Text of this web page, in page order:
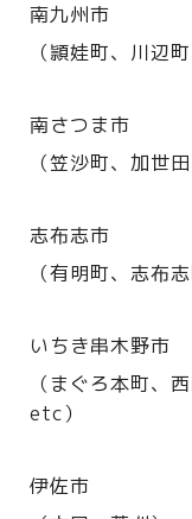
南九州市
（頴娃町、川辺
南さつま市
（笠沙町、加世
志布志市
（有明町、志布
いちき串木野市
（まぐろ本町、
etc）
伊佐市